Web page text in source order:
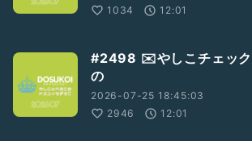
1034
12:01
#2498 ✉️やしこチェック
の
2026-07-25 18:45:03
2946
12:01